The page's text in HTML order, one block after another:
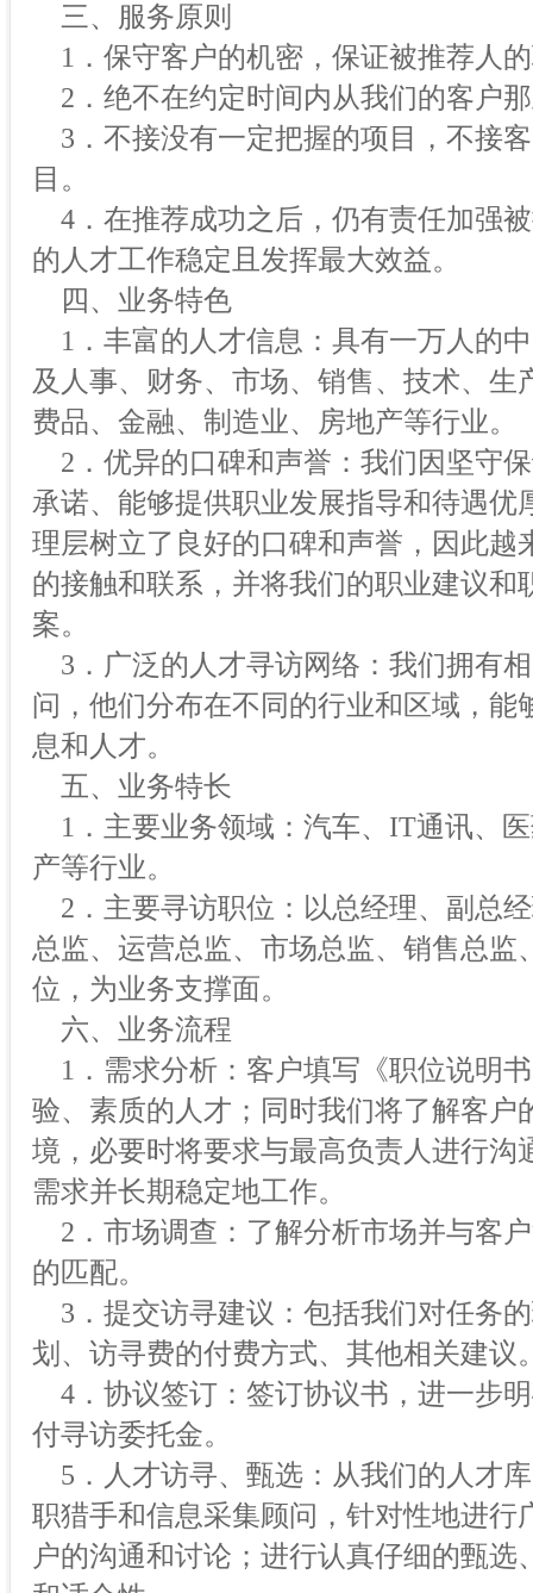
三、服务原则
1．保守客户的机密，保证被推荐人
2．绝不在约定时间内从我们的客户
3．不接没有一定把握的项目，不接
目。
4．在推荐成功之后，仍有责任加强
的人才工作稳定且发挥最大效益。
四、业务特色
1．丰富的人才信息：具有一万人的
及人事、财务、市场、销售、技术、
费品、金融、制造业、房地产等行业。
2．优异的口碑和声誉：我们因坚守
承诺、能够提供职业发展指导和待遇
理层树立了良好的口碑和声誉，因此
的接触和联系，并将我们的职业建议
案。
3．广泛的人才寻访网络：我们拥有
问，他们分布在不同的行业和区域，
息和人才。
五、业务特长
1．主要业务领域：汽车、IT通讯、
产等行业。
2．主要寻访职位：以总经理、副总
总监、运营总监、市场总监、销售总
位，为业务支撑面。
六、业务流程
1．需求分析：客户填写《职位说明
验、素质的人才；同时我们将了解客户
境，必要时将要求与最高负责人进行
需求并长期稳定地工作。
2．市场调查：了解分析市场并与客
的匹配。
3．提交访寻建议：包括我们对任务
划、访寻费的付费方式、其他相关建议
4．协议签订：签订协议书，进一步
付寻访委托金。
5．人才访寻、甄选：从我们的人才
职猎手和信息采集顾问，针对性地进
户的沟通和讨论；进行认真仔细的甄